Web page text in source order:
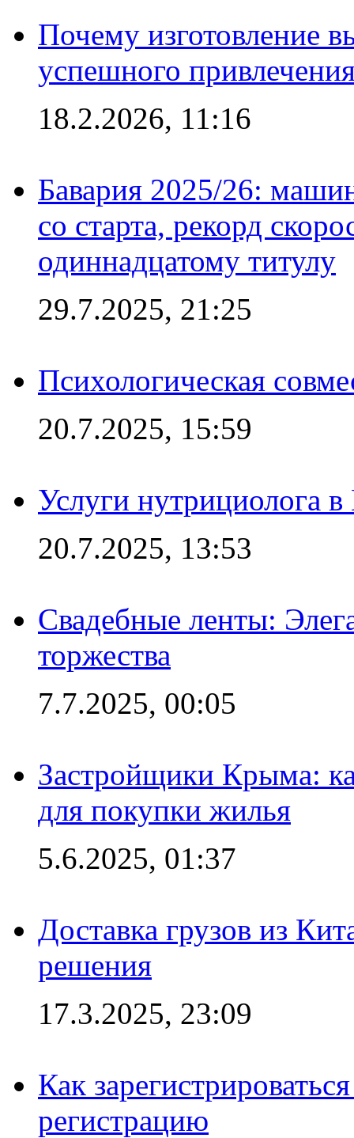
Почему изготовление
успешного
18.2.2026, 11:16
Бавария 2025/26:
со старта, рекорд
одиннадцатому титулу
29.7.2025, 21:25
Психологическая
20.7.2025, 15:59
Услуги нутрициолога
20.7.2025, 13:53
Свадебные ленты:
торжества
7.7.2025, 00:05
Застройщики Крыма:
для покупки жилья
5.6.2025, 01:37
Доставка грузов из
решения
17.3.2025, 23:09
Как
регистрацию